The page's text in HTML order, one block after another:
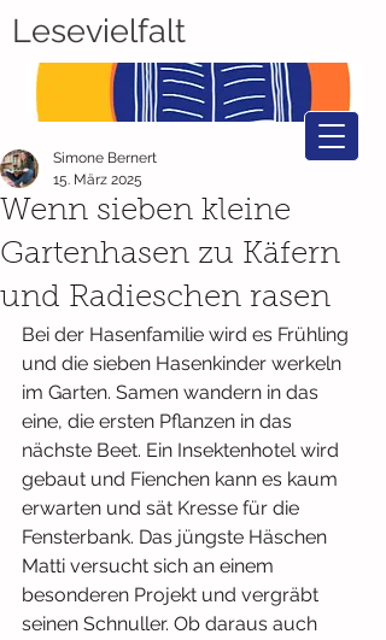
Lesevielfalt
Wenn sieben kleine
Gartenhasen zu Käfern
und Radieschen rasen
Simone Bernert
15. März 2025
Bei der Hasenfamilie wird es Frühling
und die sieben Hasenkinder werkeln
im Garten. Samen wandern in das
eine, die ersten Pflanzen in das
nächste Beet. Ein Insektenhotel wird
gebaut und Fienchen kann es kaum
erwarten und sät Kresse für die
Fensterbank. Das jüngste Häschen
Matti versucht sich an einem
besonderen Projekt und vergräbt
seinen Schnuller. Ob daraus auch